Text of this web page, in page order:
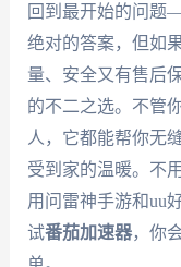
回到最开始的问题
绝对的答案，但如
量、安全又有售后
的不二之选。不管
人，它都能帮你无
受到家的温暖。不
用问雷神手游和uu
试番茄加速器，你